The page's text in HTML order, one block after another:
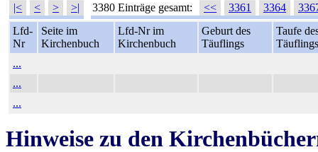
|< < > >| 3380 Einträge gesamt: << 3361 3364
Lfd-
Nr
Seite im
Kirchenbuch
Lfd-Nr im
Kirchenbuch
Geburt des
Täuflings
Taufe
Täuflings
...
...
...
Hinweise zu den